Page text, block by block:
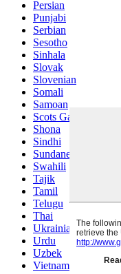
Persian
Punjabi
Serbian
Sesotho
Sinhala
Slovak
Slovenian
Somali
Samoan
Scots Gaelic
Shona
Sindhi
Sundanese
Swahili
Tajik
Tamil
Telugu
Thai
Ukrainian
Urdu
Uzbek
Vietnamese